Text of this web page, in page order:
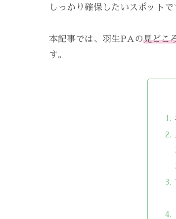
しっかり確保したいスポットで
本記事では、羽生PAの見どこ
す。